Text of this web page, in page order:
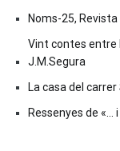
Noms-25,
Vint contes entre
J.M.Segura
La casa del
Ressenyes de «…